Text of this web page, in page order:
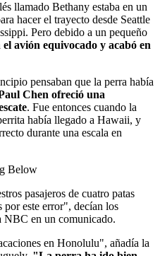
llamado Bethany estaba en un
hacer el trayecto desde Seattle
Pero debido a un pequeño
avión equivocado y acabó en
pensaban que la perra había
Chen ofreció una
. Fue entonces cuando la
había llegado a Hawaii, y
durante una escala en
Below
pasajeros de cuatro patas
por este error", decían los
NBC en un comunicado.
en Honolulu", añadía la